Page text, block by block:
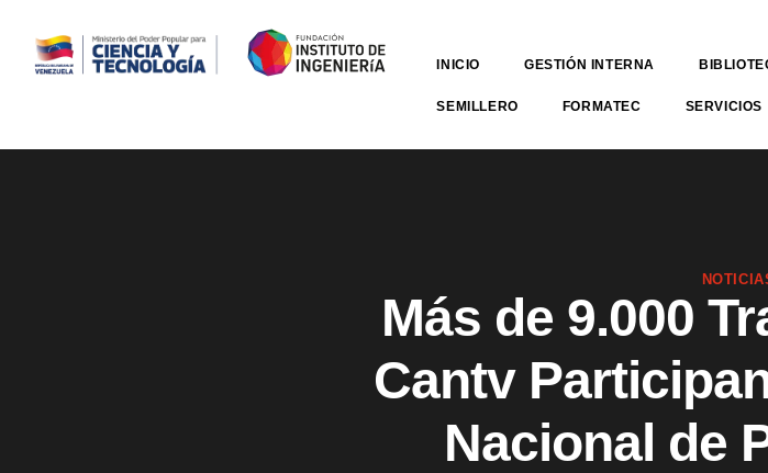
INICIO GESTIÓN INTERNA
SEMILLERO FORMATEC SERVICIOS
Más de 9.000
Cantv
Nacional de